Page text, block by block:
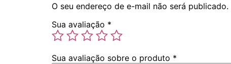
O seu endereço de e-mail não será publicado.
Sua avaliação *
Sua avaliação sobre o produto *